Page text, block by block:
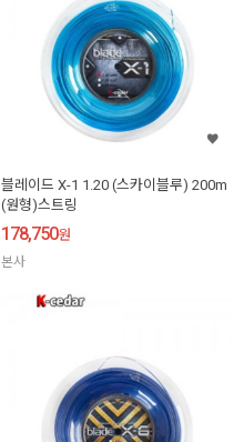
블레이드 X-1 1.20 (스카이블루) 200m
(원형)스트링
178,750원
본사